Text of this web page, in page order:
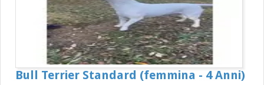
Bull Terrier Standard (femmina - 4 Anni)